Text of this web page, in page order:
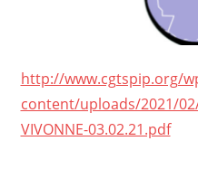
http://www.cgtspip.org/
content/uploads/2021/02/
VIVONNE-03.02.21.pdf